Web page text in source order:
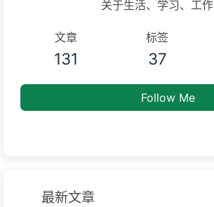
关于生活、学习、工作
文章
131
标签
37
Follow Me
最新文章